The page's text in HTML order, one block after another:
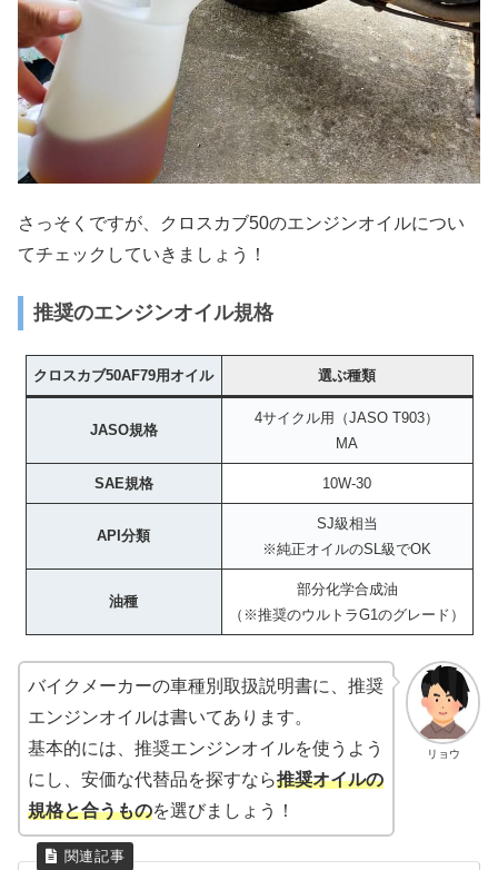
さっそくですが、クロスカブ50のエンジンオイルについ
てチェックしていきましょう！
推奨のエンジンオイル規格
クロスカブ50AF79用オイル 選ぶ種類
JASO規格
4サイクル用（JASO T903）
MA
SAE規格 10W-30
API分類
SJ級相当
※純正オイルのSL級でOK
油種
部分化学合成油
（※推奨のウルトラG1のグレード）
リョウ
バイクメーカーの車種別取扱説明書に、推奨
エンジンオイルは書いてあります。
基本的には、推奨エンジンオイルを使うよう
にし、安価な代替品を探すなら推奨オイルの
規格と合うものを選びましょう！